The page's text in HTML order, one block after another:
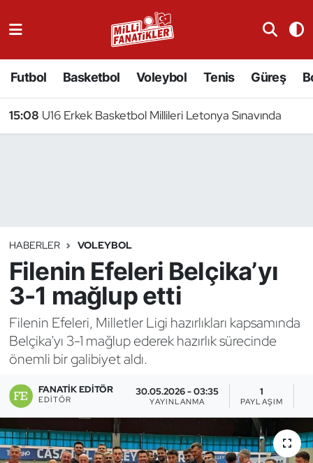
Futbol Basketbol Voleybol Tenis Güreş
15:08 U16 Erkek Basketbol Millileri Letonya Sınavında
HABERLER VOLEYBOL
Filenin Efeleri Belçika’yı
3-1 mağlup etti
Filenin Efeleri, Milletler Ligi hazırlıkları kapsamında
Belçika'yı 3-1 mağlup ederek hazırlık sürecinde
önemli bir galibiyet aldı.
FANATIK EDITÖR
EDITÖR
30.05.2026 - 03:35
YAYINLANMA
1
PAYLAŞIM
Badminton
Binicilik
Bisiklet
Bocce Bowling Dart
Buz Hokeyi